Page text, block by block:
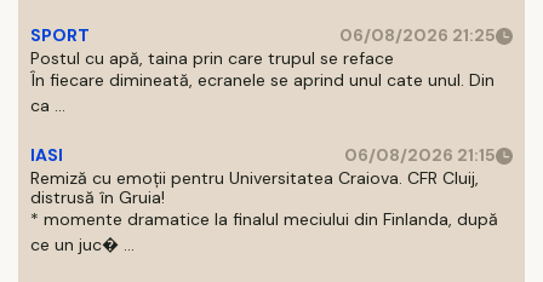
SPORT
06/08/2026 21:25
Postul cu apă, taina prin care trupul se reface
În fiecare dimineată, ecranele se aprind unul cate unul. Din
ca ...
IASI
06/08/2026 21:15
Remiză cu emoții pentru Universitatea Craiova. CFR Cluij,
distrusă în Gruia!
* momente dramatice la finalul meciului din Finlanda, după
ce un juc� ...